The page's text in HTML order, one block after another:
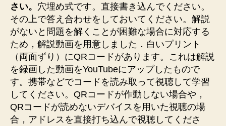
さい。 穴埋め式です。直接書き込んでください。
その上で答え合わせをしておいてください。解説
がないと問題を解くことが困難な場合に対応する
ため，解説動画を用意しました．白いプリント
（両面ずり）にQRコードがあります。これは解説
を録画した動画をYouTubeにアップしたもので
す。携帯などでコードを読み取って視聴して学習
してください。QRコードが作動しない場合や，
QRコードが読めないデバイスを用いた視聴の場
合，アドレスを直接打ち込んで視聴してくださ